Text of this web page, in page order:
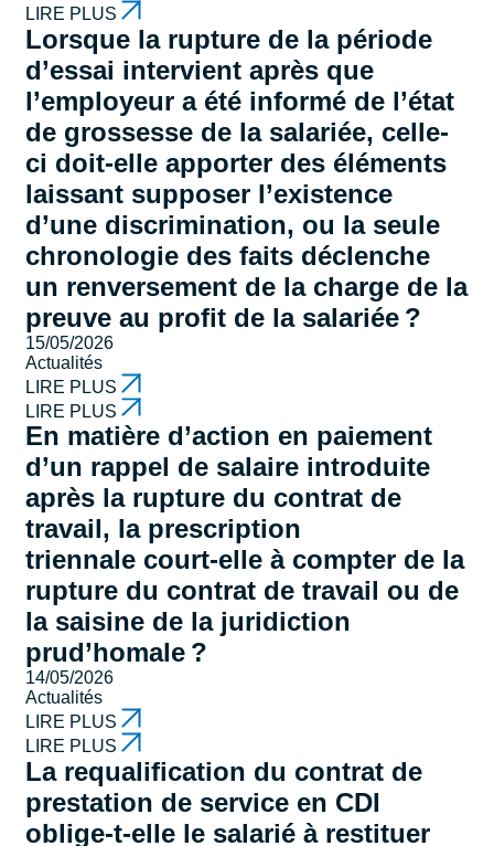
LIRE PLUS
Lorsque la rupture de la période
d’essai intervient après que
l’employeur a été informé de l’état
de grossesse de la salariée, celle-
ci doit-elle apporter des éléments
laissant supposer l’existence
d’une discrimination, ou la seule
chronologie des faits déclenche
un renversement de la charge de la
preuve au profit de la salariée ?
15/05/2026
Actualités
LIRE PLUS
LIRE PLUS
En matière d’action en paiement
d’un rappel de salaire introduite
après la rupture du contrat de
travail, la prescription
triennale court-elle à compter de la
rupture du contrat de travail ou de
la saisine de la juridiction
prud’homale ?
14/05/2026
Actualités
LIRE PLUS
LIRE PLUS
La requalification du contrat de
prestation de service en CDI
oblige-t-elle le salarié à restituer